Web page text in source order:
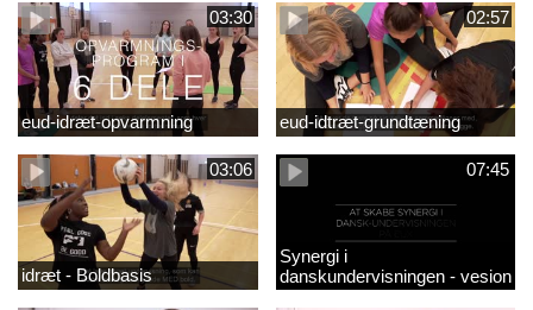
03:30
eud-idræt-opvarmning
02:57
eud-idtræt-grundtæning
03:06
idræt - Boldbasis
07:45
Synergi i
danskundervisningen - vesion
2